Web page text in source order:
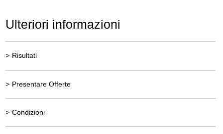
Ulteriori informazioni
> Risultati
> Presentare Offerte
> Condizioni